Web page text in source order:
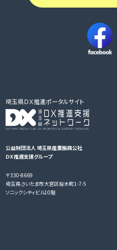
埼玉県ＤＸ推進ポータルサイト
公益財団法人 埼玉県産業振興公社
ＤＸ推進支援グループ
〒330-8669
埼玉県さいたま市大宮区桜木町1-7-5
ソニックシティビル10階